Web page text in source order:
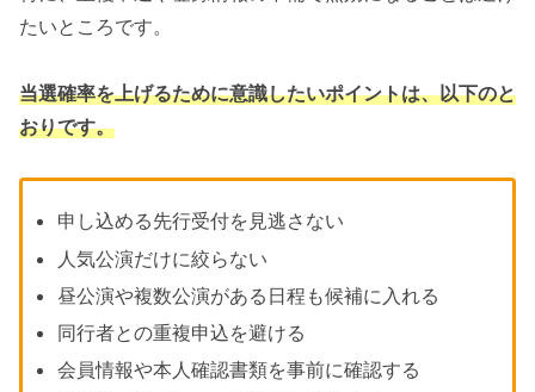
たいところです。
当選確率を上げるために意識したいポイントは、以下のと
おりです。
申し込める先行受付を見逃さない
人気公演だけに絞らない
昼公演や複数公演がある日程も候補に入れる
同行者との重複申込を避ける
会員情報や本人確認書類を事前に確認する